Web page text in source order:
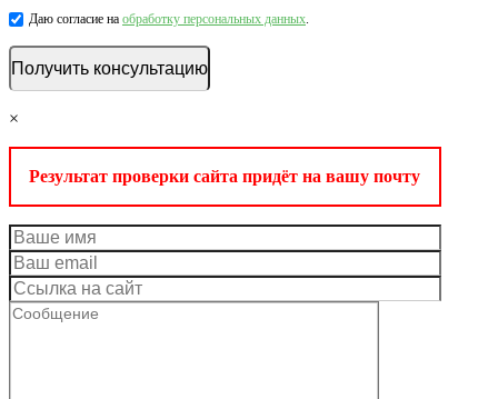
Даю согласие на обработку персональных данных.
×
Результат проверки сайта придёт на вашу почту